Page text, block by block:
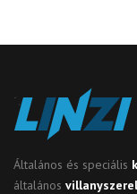
Általános és speciális
általános